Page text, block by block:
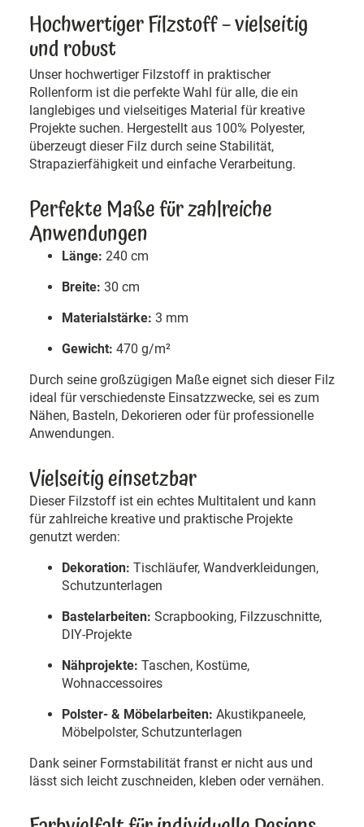
Hochwertiger Filzstoff – vielseitig
und robust
Unser hochwertiger Filzstoff in praktischer
Rollenform ist die perfekte Wahl für alle, die ein
langlebiges und vielseitiges Material für kreative
Projekte suchen. Hergestellt aus 100% Polyester,
überzeugt dieser Filz durch seine Stabilität,
Strapazierfähigkeit und einfache Verarbeitung.
Perfekte Maße für zahlreiche
Anwendungen
Länge: 240 cm
Breite: 30 cm
Materialstärke: 3 mm
Gewicht: 470 g/m²
Durch seine großzügigen Maße eignet sich dieser Filz
ideal für verschiedenste Einsatzzwecke, sei es zum
Nähen, Basteln, Dekorieren oder für professionelle
Anwendungen.
Vielseitig einsetzbar
Dieser Filzstoff ist ein echtes Multitalent und kann
für zahlreiche kreative und praktische Projekte
genutzt werden:
Dekoration: Tischläufer, Wandverkleidungen,
Schutzunterlagen
Bastelarbeiten: Scrapbooking, Filzzuschnitte,
DIY-Projekte
Nähprojekte: Taschen, Kostüme,
Wohnaccessoires
Polster- & Möbelarbeiten: Akustikpaneele,
Möbelpolster, Schutzunterlagen
Dank seiner Formstabilität franst er nicht aus und
lässt sich leicht zuschneiden, kleben oder vernähen.